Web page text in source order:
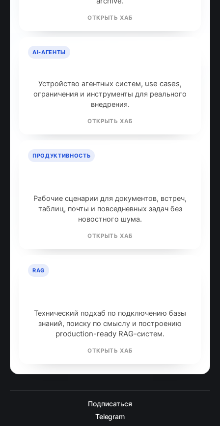
ОТКРЫТЬ ХАБ
AI-АГЕНТЫ
Устройство агентных систем, use cases,
ограничения и инструменты для реального
внедрения.
ОТКРЫТЬ ХАБ
ПРОДУКТИВНОСТЬ
Рабочие сценарии для документов, встреч,
таблиц, почты и повседневных задач без
новостного шума.
ОТКРЫТЬ ХАБ
RAG
Технический подхаб по подключению базы
знаний, поиску по смыслу и построению
production-ready RAG-систем.
ОТКРЫТЬ ХАБ
Подписаться
Telegram